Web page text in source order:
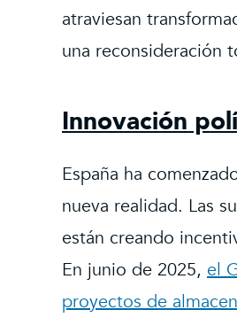
atraviesan
una reconsideración
Innovación
España ha
nueva realidad. Las
están creando
En junio de 2025, el
proyectos de